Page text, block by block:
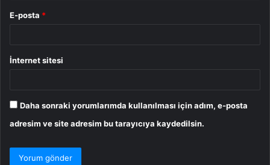
E-posta *
İnternet sitesi
Daha sonraki yorumlarımda kullanılması için adım, e-posta
adresim ve site adresim bu tarayıcıya kaydedilsin.